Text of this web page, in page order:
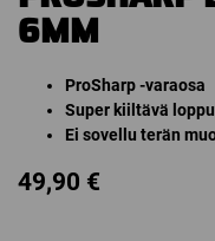
6MM
ProSharp -varaosa
Super kiiltävä
Ei sovellu terän
49,90 €